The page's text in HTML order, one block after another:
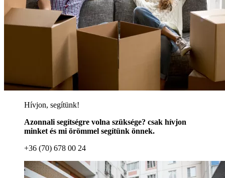
Hívjon, segítünk!
Azonnali segítségre volna szüksége? csak hívjon
minket és mi örömmel segítünk önnek.
+36 (70) 678 00 24